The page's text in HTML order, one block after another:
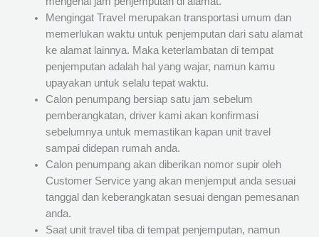
Mengingat Travel merupakan transportasi umum dan
memerlukan waktu untuk penjemputan dari satu alamat
ke alamat lainnya. Maka keterlambatan di tempat
penjemputan adalah hal yang wajar, namun kamu
upayakan untuk selalu tepat waktu.
Calon penumpang bersiap satu jam sebelum
pemberangkatan, driver kami akan konfirmasi
sebelumnya untuk memastikan kapan unit travel
sampai didepan rumah anda.
Calon penumpang akan diberikan nomor supir oleh
Customer Service yang akan menjemput anda sesuai
tanggal dan keberangkatan sesuai dengan pemesanan
anda.
Saat unit travel tiba di tempat penjemputan, namun